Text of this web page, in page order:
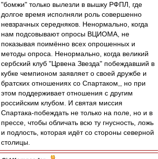
"бомжи" только вылезли в вышку РФПЛ, где
долгое время исполняли роль совершенно
невзрачных середняков. Ненормально, когда
нам подсовывают опросы ВЦИОМА, не
показывая поимённо всех опрошенных и
методы опроса. Ненормально, когда великий
сербский клуб "Црвена Звезда" побеждавший в
кубке чемпионом заявляет о своей дружбе и
братских отношениях со Спартаком,, но при
этом поддерживает отношения с другим
российским клубом. И святая миссия
Спартака-побеждать не только на поле, но и в
прессе, чтобы обличать всю ту гнусность, ложь
и подлость, которая идёт со стороны северной
столицы.